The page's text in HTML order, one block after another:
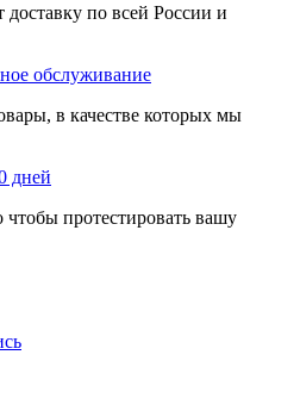
по всей России и
обслуживание
в качестве которых мы
дней
чтобы протестировать вашу